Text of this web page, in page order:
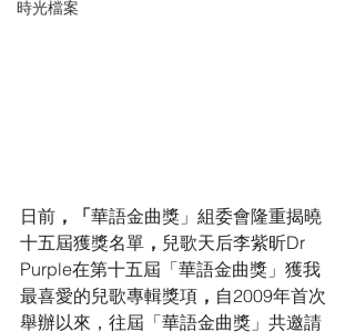
時光檔案
日前 ，「華語金曲獎」組委會隆重揭曉
十五屆獲獎名單 ， 兒歌天后李紫昕Dr
Purple在第十五屆「華語金曲獎」獲我
最喜愛的兒歌專輯獎項 ， 自2009年首次
舉辦以來，往屆「華語金曲獎」共邀請